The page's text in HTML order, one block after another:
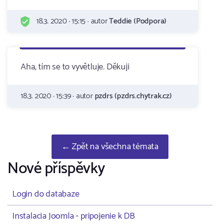
18.3. 2020 · 15:15 · autorTeddie (Podpora)
Aha, tím se to vyvětluje. Děkuji
18.3. 2020 · 15:39 · autorpzdrs (pzdrs.chytrak.cz)
← Zpět na všechna témata
Nové příspěvky
Login do databaze
Instalacia Joomla - pripojenie k DB